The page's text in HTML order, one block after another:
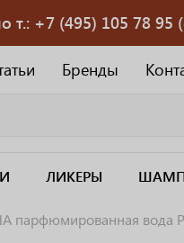
т.: +7 (495) 105 78
Бренды
ЛИКЕРЫ
парфюмированная вода